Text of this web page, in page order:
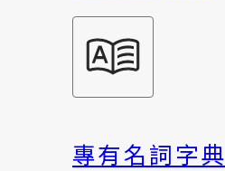
專有名詞字典